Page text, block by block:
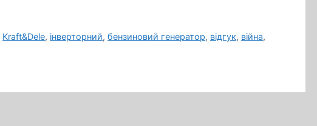
Kraft&Dele, інверторний,бензиновий генератор, відгук, війна,